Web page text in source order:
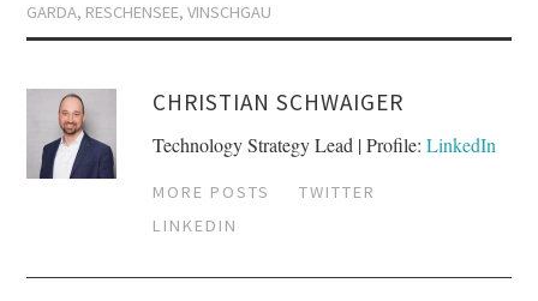
GARDA, RESCHENSEE,VINSCHGAU
CHRISTIAN SCHWAIGER
Technology Strategy Lead | Profile:LinkedIn
MORE POSTS
TWITTER
LINKEDIN